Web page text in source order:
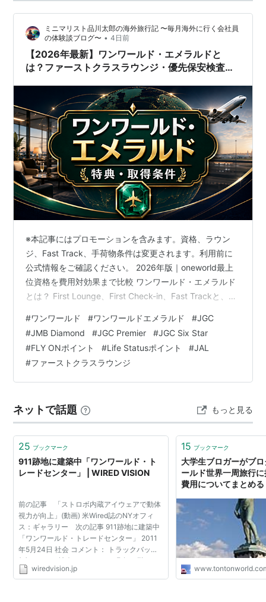
- 1999年
ブリティッシュ・エアウェイズ※ (BA, British
Airways：イギリス) - 1999年
キャセイパシフィック航空※ (CX, Cathay Pacific：
香港) - 1999年
香港ドラゴン航空 (KA, Dragonair：香港) - 2007
年
カンタス航空※ (QF, Qantas：オーストラリア) -
1999年
フィンランド航空 (AY, Finnair：フィンランド) -
1999年
イベリア航空 (IB, Iberia：スペイン) - 1999年
ラン航空 (LA, LAN：チリ) - 2000年
日本航空 (JL, Japan Airlines：日本) - 2007年
マレーヴ・ハンガリー航空 (MA, Malev Hungarian
Airlines：ハンガリー) - 2007年
ロイヤル・ヨルダン航空 (RJ, Royal Jordanian：ヨ
ルダン) - 2007年
メキシカーナ航空 (MX, Mexicana：メキシコ) -
2009年
S7航空 (S7, S7 Airlines：ロシア) - 2010年
ンド) - 2011年加盟予定。
加盟予定。
脱退航空会社
カナディアン航空※ (CP, Canadian Airlines：カナダ)
- 1999年加盟。エア・カナダによる買収により2000
年に脱退。
エア・リンガス (EL, Aer Lingus：アイルランド) -
2000年加入。ビジネスモデルを変える理由で2007年
に脱退。
ミニマリスト品川太郎の海外旅行記 〜毎月海外に行く会社員
の体験談ブログ〜 • 4日前
【2026年最新】ワンワールド・エメラルドと
は？ファーストクラスラウンジ・優先保安検査・
※本記事にはプロモーションを含みます。資格、ラウン
ジ、Fast Track、手荷物条件は変更されます。利用前に
公式情報をご確認ください。 2026年版｜oneworld最上
位資格を費用対効果まで比較 ワンワールド・エメラルド
とは？ First Lounge、First Check-in、Fast Trackと、
First対象ラウンジ 100,000Diamond FOP基準 12,000Six
Star LSP この記事の目次 【結論】①多くの旅行者はサ
ファイアで十分、最上位ラウンジを使う人はエメラルド
【はじめに】②…
#ワンワールド #ワンワールドエメラルド #JGC
#JMB Diamond #JGC Premier #JGC Six Star
#FLY ONポイント #Life Statusポイント #JAL
#ファーストクラスラウンジ
ネットで話題 もっと見る
25 ブックマーク
911跡地に建築中「ワンワールド・ト
レードセンター」 | WIRED VISION
前の記事 「ストロボ内蔵アイウェアで動体
視力が向上」(動画) 米Wired誌のNYオフィ
ス：ギャラリー 次の記事 911跡地に建築中
「ワンワールド・トレードセンター」 2011
年5月24日 社会 コメント： トラックバック
(0) フィード社会 Sam Gustin 現在64階まで
鉄骨が組み上がり、ニュージャージーやブル
wiredvision.jp
15 ブックマーク
大学生ブロガーがブ
ールド世界一周旅行
費用についてまとめ